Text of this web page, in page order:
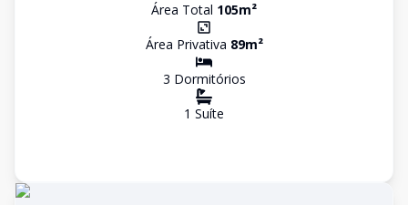
Área Total 105m²
Área Privativa 89m²
3 Dormitórios
1 Suíte